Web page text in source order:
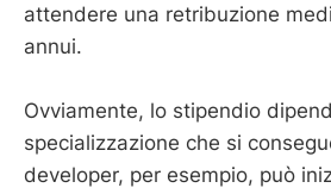
attendere una retribuzione
annui.
Ovviamente, lo stipendio
specializzazione che si
developer, per esempio, può